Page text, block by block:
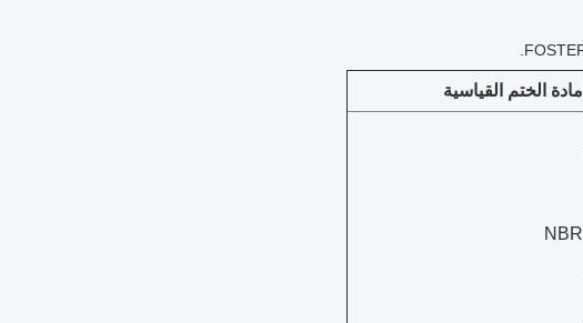
مادة الختم القياسية
NBR